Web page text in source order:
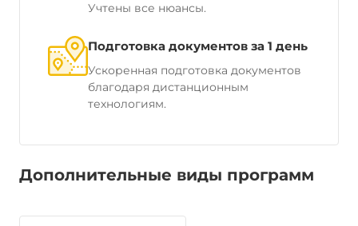
Учтены все нюансы.
Подготовка документов за 1 день
Ускоренная подготовка документов
благодаря дистанционным
технологиям.
Дополнительные виды программ